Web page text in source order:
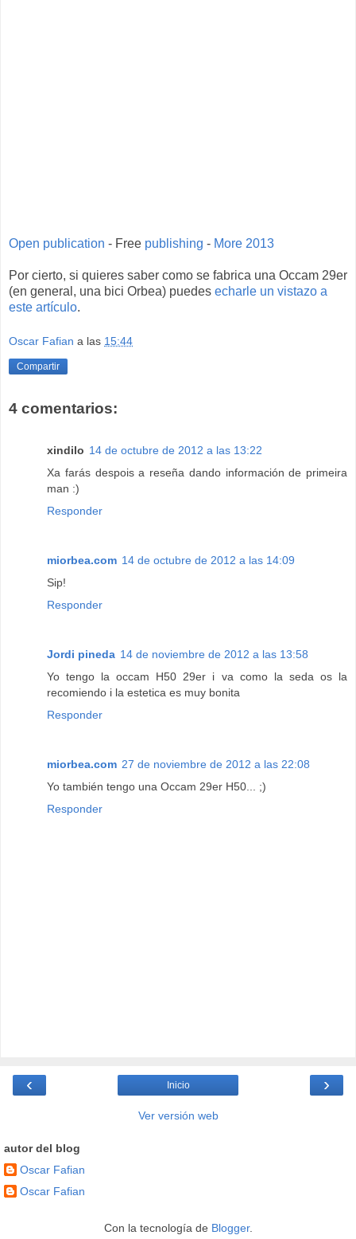
Open publication - Free publishing - More 2013
Por cierto, si quieres saber como se fabrica una Occam 29er
(en general, una bici Orbea) puedes echarle un vistazo a
este artículo.
Oscar Fafian a las 15:44
Compartir
4 comentarios:
xindilo 14 de octubre de 2012 a las 13:22
Xa farás despois a reseña dando información de primeira
man :)
Responder
miorbea.com 14 de octubre de 2012 a las 14:09
Sip!
Responder
Jordi pineda 14 de noviembre de 2012 a las 13:58
Yo tengo la occam H50 29er i va como la seda os la
recomiendo i la estetica es muy bonita
Responder
miorbea.com 27 de noviembre de 2012 a las 22:08
Yo también tengo una Occam 29er H50... ;)
Responder
‹ ›
Inicio
Ver versión web
autor del blog
Oscar Fafian
Oscar Fafian
Con la tecnología de Blogger.